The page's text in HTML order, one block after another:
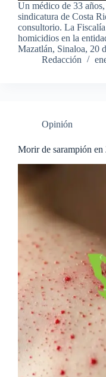
Un médico de 33
sindicatura de Costa
consultorio. La
homicidios en la
Mazatlán, Sinaloa, 20
Redacción
Opinión
Morir de sarampión en